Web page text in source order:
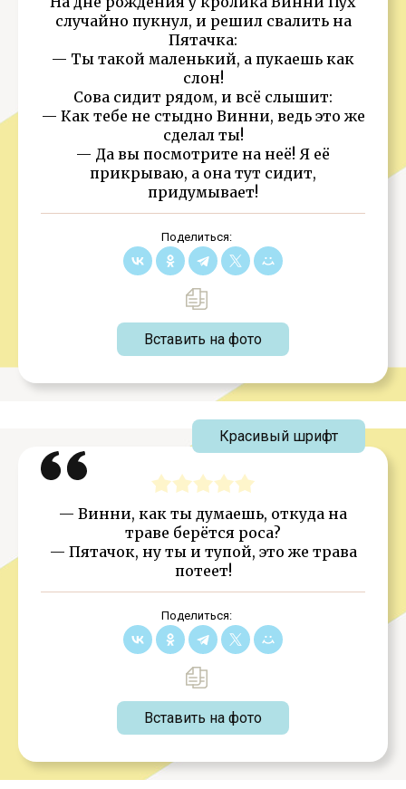
случайно пукнул, и решил свалить на
Пятачка:
— Ты такой маленький, а пукаешь как
слон!
Сова сидит рядом, и всё слышит:
— Как тебе не стыдно Винни, ведь это же
сделал ты!
— Да вы посмотрите на неё! Я её
прикрываю, а она тут сидит,
придумывает!
Поделиться:
Вставить на фото
— Винни, как ты думаешь, откуда на
траве берётся роса?
— Пятачок, ну ты и тупой, это же трава
потеет!
Поделиться:
Вставить на фото
Красивый шрифт